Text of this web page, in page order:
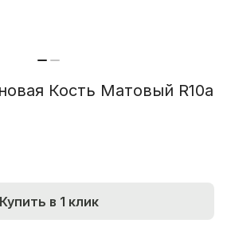
Кость Матовый R10a
Купить в 1 клик